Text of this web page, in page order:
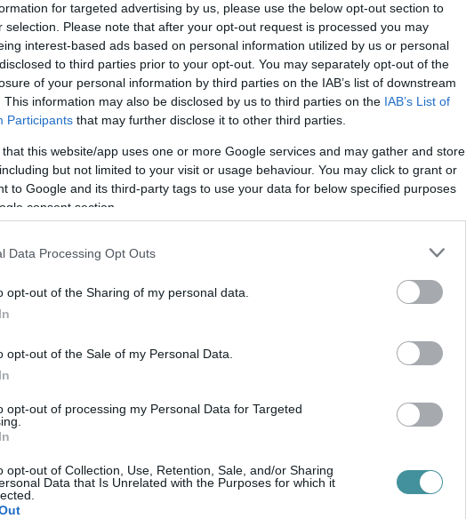
for targeted advertising by us, please use the below opt-out section to
selection. Please note that after your opt-out request is processed you may
interest-based ads based on personal information utilized by us or personal
to third parties prior to your opt-out. You may separately opt-out of the
of your personal information by third parties on the IAB’s list of downstream
This information may also be disclosed by us to third parties on the IAB’s List of
Participants that may further disclose it to other third parties.
that this website/app uses one or more Google services and may gather and store
but not limited to your visit or usage behaviour. You may click to grant or
to Google and its third-party tags to use your data for below specified purposes
consent section.
Data Processing Opt Outs
opt-out of the Sharing of my personal data.
opt-out of the Sale of my Personal Data.
opt-out of processing my Personal Data for Targeted
opt-out of Collection, Use, Retention, Sale, and/or Sharing
Data that Is Unrelated with the Purposes for which it
Nem! AkkorITTmost megteheted!
az EGRI ÜGYEK Google Hírek oldalán!